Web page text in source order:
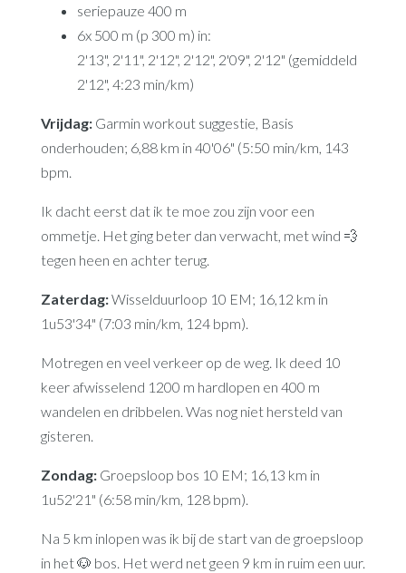
seriepauze 400 m
6x 500 m (p 300 m) in:
2'13", 2'11", 2'12", 2'12", 2'09", 2'12" (gemiddeld
2'12", 4:23 min/km)
Vrijdag:Garmin workout suggestie, Basis
onderhouden; 6,88 km in 40'06" (5:50 min/km, 143
bpm.
Ik dacht eerst dat ik te moe zou zijn voor een
ommetje. Het ging beter dan verwacht, met wind 💨
tegen heen en achter terug.
Zaterdag:Wisselduurloop 10 EM; 16,12 km in
1u53'34" (7:03 min/km, 124 bpm).
Motregen en veel verkeer op de weg. Ik deed 10
keer afwisselend 1200 m hardlopen en 400 m
wandelen en dribbelen. Was nog niet hersteld van
gisteren.
Zondag:Groepsloop bos 10 EM; 16,13 km in
1u52'21" (6:58 min/km, 128 bpm).
Na 5 km inlopen was ik bij de start van de groepsloop
in het 🐶 bos. Het werd net geen 9 km in ruim een uur.